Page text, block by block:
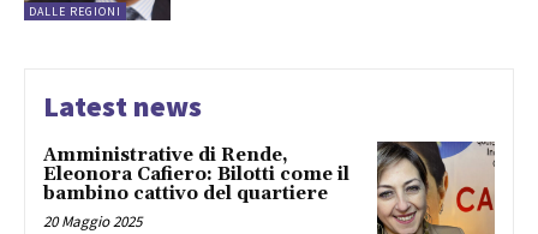
DALLE REGIONI
Latest news
Amministrative di Rende,
Eleonora Cafiero: Bilotti come il
bambino cattivo del quartiere
20 Maggio 2025